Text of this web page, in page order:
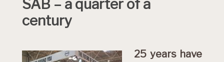
SAB – a quarter of a
century
25 years have